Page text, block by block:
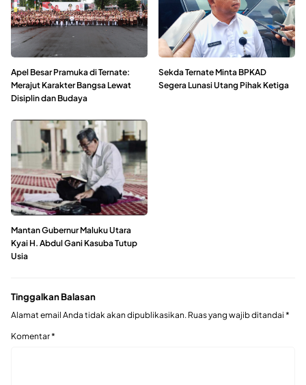
Apel Besar Pramuka di Ternate:
Merajut Karakter Bangsa Lewat
Disiplin dan Budaya
Sekda Ternate Minta BPKAD
Segera Lunasi Utang Pihak Ketiga
Mantan Gubernur Maluku Utara
Kyai H. Abdul Gani Kasuba Tutup
Usia
Tinggalkan Balasan
Alamat email Anda tidak akan dipublikasikan. Ruas yang wajib ditandai *
Komentar*